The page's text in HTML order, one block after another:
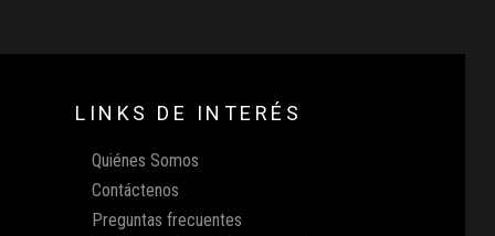
LINKS DE INTERÉS
Quiénes Somos
Contáctenos
Preguntas frecuentes